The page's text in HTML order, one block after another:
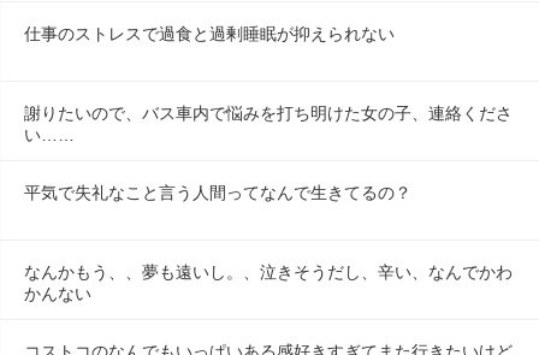
仕事のストレスで過食と過剰睡眠が抑えられない
謝りたいので、バス車内で悩みを打ち明けた女の子、連絡くださ
い……
平気で失礼なこと言う人間ってなんで生きてるの？
なんかもう、、夢も遠いし。、泣きそうだし、辛い、なんでかわ
かんない
コストコのなんでもいっぱいある感好きすぎてまた行きたいけど